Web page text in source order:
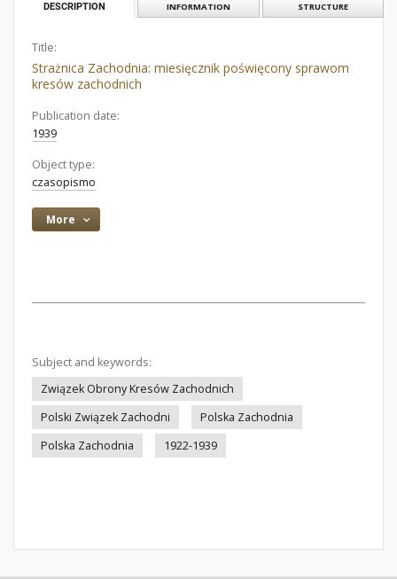
DESCRIPTION INFORMATION STRUCTURE
Title:
Strażnica Zachodnia: miesięcznik poświęcony sprawom
kresów zachodnich
Publication date:
1939
Object type:
czasopismo
More
Subject and keywords:
Związek Obrony Kresów Zachodnich
Polski Związek Zachodni
Polska Zachodnia
Polska Zachodnia
1922-1939